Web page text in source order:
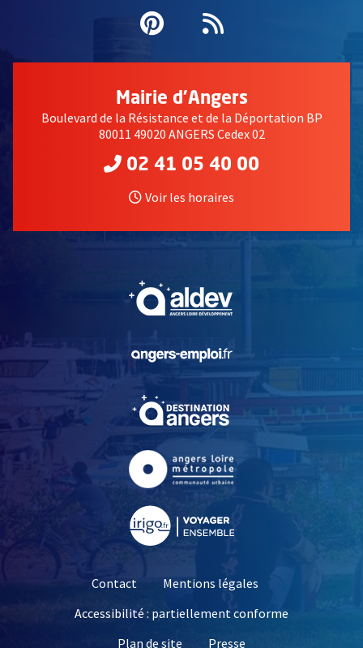
Pinterest
, Ouvre une
Flux RSS
Mairie d'Angers
Boulevard de la Résistance et de la Déportation BP
80011 49020 ANGERS Cedex 02
02 41 05 40 00
Voir les horaires
, Ouvre une nouvelle
, Ouvre une nouvelle
Contact
Mentions légales
Accessibilité : partiellement conforme
Plan de site
Presse